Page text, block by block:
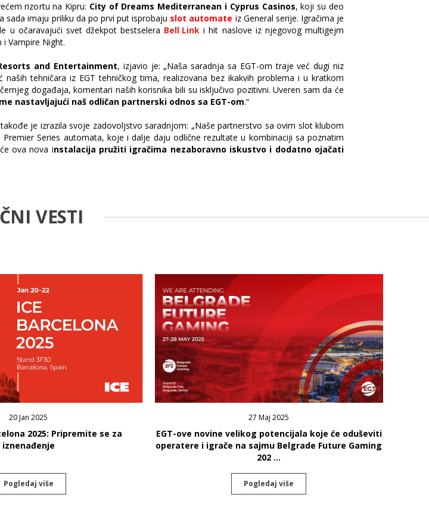
rizortu na Kipru: City of Dreams Mediterranean i Cyprus Casinos, koji su deo
imaju priliku da po prvi put isprobaju slot automate iz General serije. Igračima je
u očaravajući svet džekpot bestselera Bell Link i hit naslove iz njegovog multigejm
i Vampire Night.
and Entertainment, izjavio je: „Naša saradnja sa EGT-om traje već dugi niz
tehničara iz EGT tehničkog tima, realizovana bez ikakvih problema i u kratkom
događaja, komentari naših korisnika bili su isključivo pozitivni. Uveren sam da će
nastavljajući naš odličan partnerski odnos sa EGT-om.“
je izrazila svoje zadovoljstvo saradnjom: „Naše partnerstvo sa ovim slot klubom
Series automata, koje i dalje daju odlične rezultate u kombinaciji sa poznatim
ova nova instalacija pružiti igračima nezaboravno iskustvo i dodatno ojačati
VESTI
20 Jan 2025
2025: Pripremite se za
iznenađenje
Pogledaj više
27 Maj 2025
EGT-ove novine velikog potencijala koje će oduševiti
operatere i igrače na sajmu Belgrade Future Gaming
202 ...
Pogledaj više